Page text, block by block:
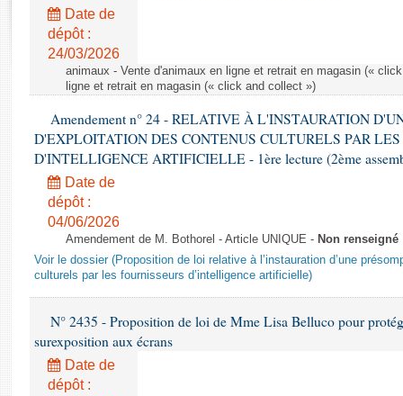
Rapports législatifs
Rapports sur l'application des lois
Baromètre de l’application des lois
Dossiers législatifs
Budget et sécurité sociale
Questions écrites et orales
Comptes rendus des débats
Date de
dépôt :
24/03/2026
animaux - Vente d'animaux en ligne et retrait en magasin («
ligne et retrait en magasin (« click and collect »)
Amendement n° 24 - RELATIVE À L'INSTAURATION
D'EXPLOITATION DES CONTENUS CULTURELS PAR LES
D'INTELLIGENCE ARTIFICIELLE - 1ère lecture (2ème
Date de
dépôt :
04/06/2026
Amendement de M. Bothorel - Article UNIQUE - Non renseigné
Voir le dossier (Proposition de loi relative à l’instauration d’une
culturels par les fournisseurs d’intelligence artificielle)
N° 2435 - Proposition de loi de Mme Lisa Belluco pour
surexposition aux écrans
Date de
dépôt :